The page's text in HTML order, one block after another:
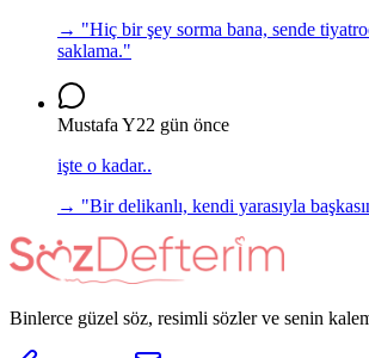
→ "Hiç bir şey sorma bana, sende
saklama."
Mustafa Y22 gün önce
işte o kadar..
→ "Bir delikanlı, kendi yarasıyla
Binlerce güzel söz, resimli sözler ve senin